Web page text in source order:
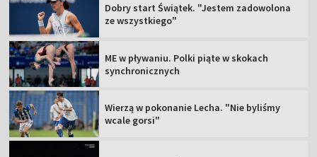
Dobry start Świątek. "Jestem zadowolona
ze wszystkiego"
ME w pływaniu. Polki piąte w skokach
synchronicznych
Wierzą w pokonanie Lecha. "Nie byliśmy
wcale gorsi"